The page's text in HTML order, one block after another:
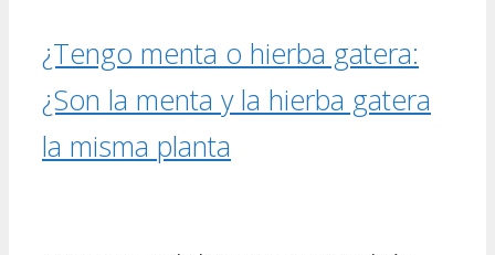
¿Tengo menta o hierba gatera:
¿Son la menta y la hierba gatera
la misma planta